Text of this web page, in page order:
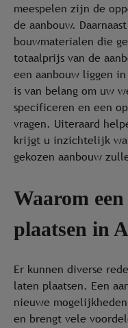
meespelen zijn de
de aanbouw.
bouwmaterialen die
totaalprijs van de
een aanbouw liggen
is van belang om uw
specificeren en een
vragen. Uiteraard
krijgt u inzichtelijk
gekozen aanbouw
Waarom
plaatsen in
Er kunnen diverse
laten plaatsen. Een
nieuwe
en brengt vele